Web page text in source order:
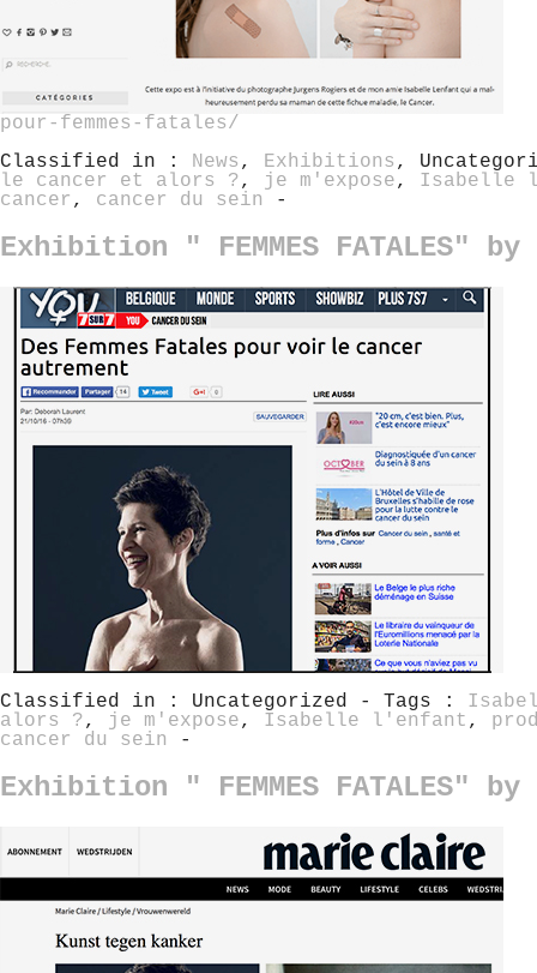
pour-femmes-fatales/
Classified in : News , Exhibitions ,
le cancer et alors ?, je m'expose, Isabelle
cancer , cancer du sein -
Exhibition " FEMMES FATALES"
Classified in : Uncategorized - Tags :
alors ?, je m'expose, Isabelle l'enfant ,
cancer du sein
-
Exhibition " FEMMES FATALES"